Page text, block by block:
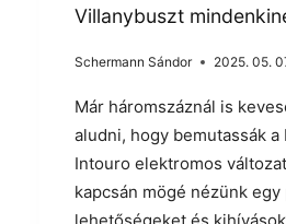
Villanybuszt
Schermann Sándor 2025. 05.
Már háromszáznál is
aludni, hogy bemutassák
Intouro elektromos
kapcsán mögé nézünk